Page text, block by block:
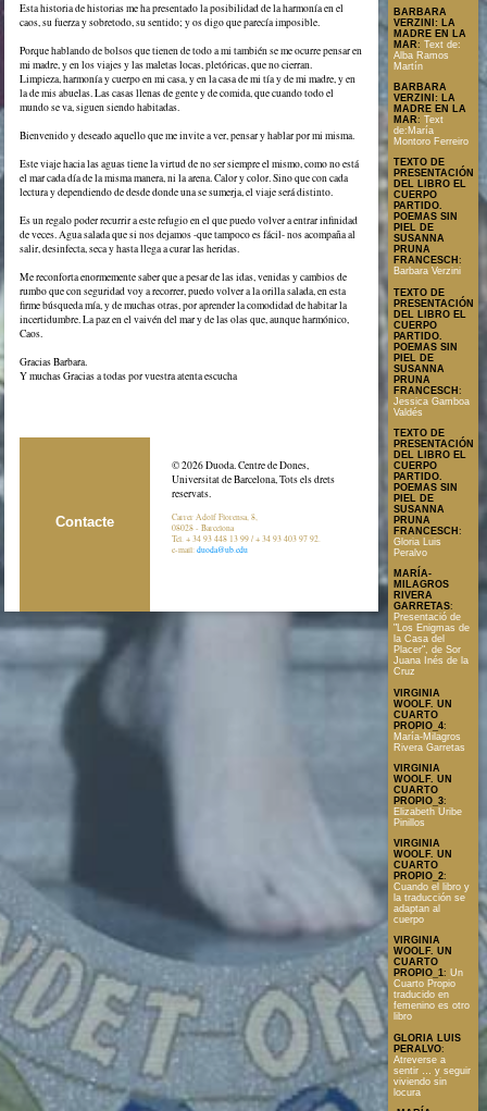
Text en format PDF
Esta historia de historias me ha presentado la posibilidad de la harmonía en el
caos, su fuerza y sobretodo, su sentido; y os digo que parecía imposible.
Porque hablando de bolsos que tienen de todo a mi también se me ocurre pensar en
mi madre, y en los viajes y las maletas locas, pletóricas, que no cierran.
Limpieza, harmonía y cuerpo en mi casa, y en la casa de mi tía y de mi madre, y en
la de mis abuelas. Las casas llenas de gente y de comida, que cuando todo el
mundo se va, siguen siendo habitadas.
Bienvenido y deseado aquello que me invite a ver, pensar y hablar por mi misma.
Este viaje hacia las aguas tiene la virtud de no ser siempre el mismo, como no está
el mar cada día de la misma manera, ni la arena. Calor y color. Sino que con cada
lectura y dependiendo de desde donde una se sumerja, el viaje será distinto.
Es un regalo poder recurrir a este refugio en el que puedo volver a entrar infinidad
de veces. Agua salada que si nos dejamos -que tampoco es fácil- nos acompaña al
salir, desinfecta, seca y hasta llega a curar las heridas.
Me reconforta enormemente saber que a pesar de las idas, venidas y cambios de
rumbo que con seguridad voy a recorrer, puedo volver a la orilla salada, en esta
firme búsqueda mía, y de muchas otras, por aprender la comodidad de habitar la
incertidumbre. La paz en el vaivén del mar y de las olas que, aunque harmónico,
Caos.
Gracias Barbara.
Y muchas Gracias a todas por vuestra atenta escucha
Contacte
© 2026 Duoda. Centre de Dones,
Universitat de Barcelona, Tots els drets
reservats.
Carrer Adolf Florensa, 8,
08028 - Barcelona
Tel. + 34 93 448 13 99 / + 34 93 403 97 92.
e-mail:duoda@ub.edu
BARBARA
VERZINI: LA
MADRE EN LA
MAR: Text de:
Alba Ramos
Martín
BARBARA
VERZINI: LA
MADRE EN LA
MAR: Text
de:María
Montoro Ferreiro
TEXTO DE
PRESENTACIÓN
DEL LIBRO EL
CUERPO
PARTIDO.
POEMAS SIN
PIEL DE
SUSANNA
PRUNA
FRANCESCH :
Barbara Verzini
TEXTO DE
PRESENTACIÓN
DEL LIBRO EL
CUERPO
PARTIDO.
POEMAS SIN
PIEL DE
SUSANNA
PRUNA
FRANCESCH :
Jessica Gamboa
Valdés
TEXTO DE
PRESENTACIÓN
DEL LIBRO EL
CUERPO
PARTIDO.
POEMAS SIN
PIEL DE
SUSANNA
PRUNA
FRANCESCH :
Gloria Luis
Peralvo
MARÍA-
MILAGROS
RIVERA
GARRETAS:
Presentació de
"Los Enigmas de
la Casa del
Placer", de Sor
Juana Inés de la
Cruz
VIRGINIA
WOOLF. UN
CUARTO
PROPIO_4:
María-Milagros
Rivera Garretas
VIRGINIA
WOOLF. UN
CUARTO
PROPIO_3:
Elizabeth Uribe
Pinillos
VIRGINIA
WOOLF. UN
CUARTO
PROPIO_2:
Cuando el libro y
la traducción se
adaptan al
cuerpo
VIRGINIA
WOOLF. UN
CUARTO
PROPIO_1: Un
Cuarto Propio
traducido en
femenino es otro
libro
GLORIA LUIS
PERALVO:
Atreverse a
sentir … y seguir
viviendo sin
locura